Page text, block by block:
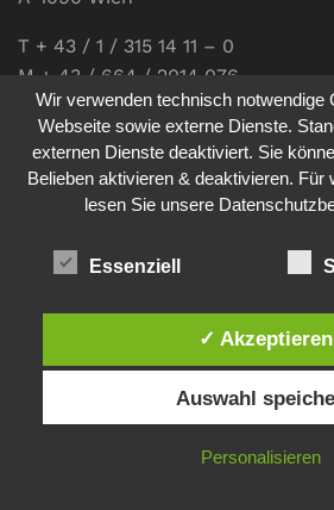
T + 43 / 1 / 315 14 11 – 0
M + 43 / 664 / 2014 076
E-Mail:
Homepage:
UID: ATU 811 196 56
Sabine Pöhacker MSc.
Datenschutz
den Punkt. - Site made bysfe
Wir verwenden technisch notwendige
Webseite sowie externe Dienste.
externen Dienste deaktiviert. Sie
Belieben aktivieren & deaktivieren. Für
lesen Sie unsere
Essenziell
✓ Akzeptieren
Auswahl
Personalisieren